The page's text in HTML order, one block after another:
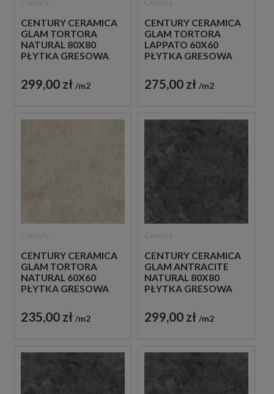
CENTURY CERAMICA
GLAM TORTORA
NATURAL 80X80
PŁYTKA GRESOWA
299,00 zł m2
CENTURY CERAMICA
GLAM TORTORA
LAPPATO 60X60
PŁYTKA GRESOWA
275,00 zł m2
CENTURY CERAMICA
GLAM TORTORA
NATURAL 60X60
PŁYTKA GRESOWA
235,00 zł m2
CENTURY CERAMICA
GLAM ANTRACITE
NATURAL 80X80
PŁYTKA GRESOWA
299,00 zł m2